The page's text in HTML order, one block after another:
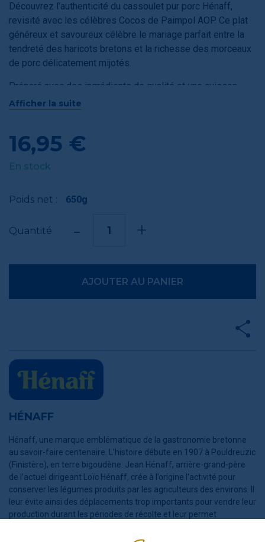
Découvrez l’authenticité du cassoulet pur porc Hénaff,
revisité avec les célèbres Cocos de Paimpol AOP. Ce plat
généreux et savoureux célèbre le mariage parfait entre la
tendreté des haricots bretons et la richesse des morceaux
de porc délicatement mijotés.
Préparé avec des ingrédients de qualité et une cuisson
lente qui sublime les saveurs, ce cassoulet vous garantit un
en apprécier toutes les nuances.
Afficher la suite
16,95 €
En stock
Poids net : 650g
Quantité - +
AJOUTER AU PANIER
HÉNAFF
Hénaff, une marque emblématique de la gastronomie bretonne
au savoir-faire centenaire. L’histoire débute en 1907 à Pouldreuzic
(Finistère), en terre bigoudène. Jean Hénaff, arrière-grand-père
de l’actuel dirigeant Loïc Hénaff, crée à l’origine l'activité pour
conserver les légumes produits par les agriculteurs des environs. Il
leur évite ainsi des déplacements trop importants pour vendre leur
production durant les périodes de récolte et leur permet